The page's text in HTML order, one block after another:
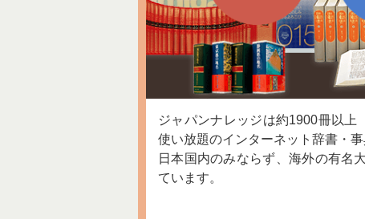
ジャパンナレッジは約1900冊以
使い放題のインターネット辞書・事
日本国内のみならず、海外の有名
ています。